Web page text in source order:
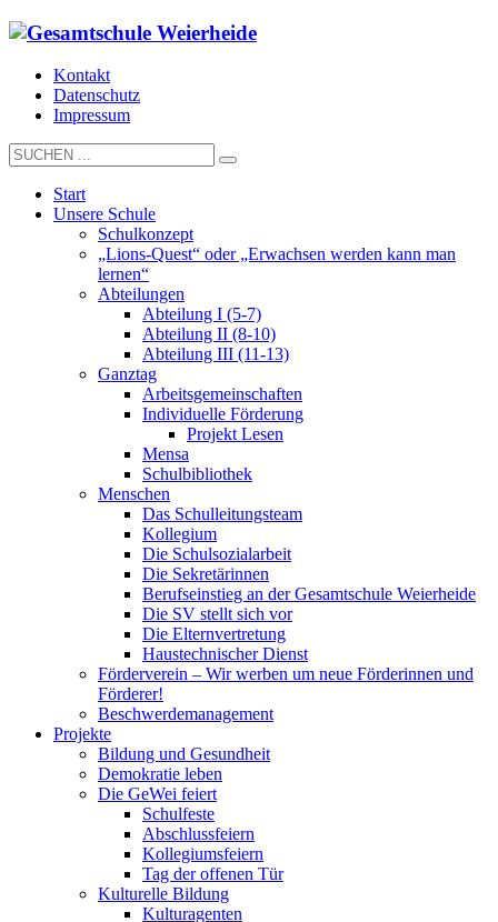
Kontakt
Datenschutz
Impressum
Start
Unsere Schule
Schulkonzept
„Lions-Quest“ oder „Erwachsen werden kann man
lernen“
Abteilungen
Abteilung I (5-7)
Abteilung II (8-10)
Abteilung III (11-13)
Ganztag
Arbeitsgemeinschaften
Individuelle Förderung
Projekt Lesen
Mensa
Schulbibliothek
Menschen
Das Schulleitungsteam
Kollegium
Die Schulsozialarbeit
Die Sekretärinnen
Berufseinstieg an der Gesamtschule Weierheide
Die SV stellt sich vor
Die Elternvertretung
Haustechnischer Dienst
Förderverein – Wir werben um neue Förderinnen und
Förderer!
Beschwerdemanagement
Projekte
Bildung und Gesundheit
Demokratie leben
Die GeWei feiert
Schulfeste
Abschlussfeiern
Kollegiumsfeiern
Tag der offenen Tür
Kulturelle Bildung
Kulturagenten